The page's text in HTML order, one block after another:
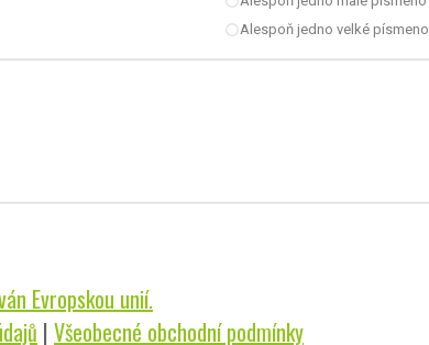
radio_button_uncheckedAlespoň jedno velké písmeno
Evropskou unií.
| Všeobecné obchodní podmínky